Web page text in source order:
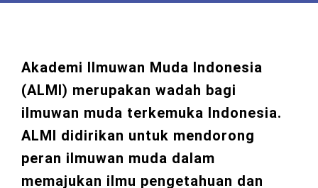
Akademi Ilmuwan Muda Indonesia
(ALMI) merupakan wadah bagi
ilmuwan muda terkemuka Indonesia.
ALMI didirikan untuk mendorong
peran ilmuwan muda dalam
memajukan ilmu pengetahuan dan